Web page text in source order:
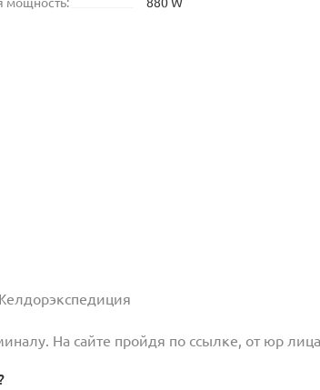
На сайте пройдя по ссылке, от юр